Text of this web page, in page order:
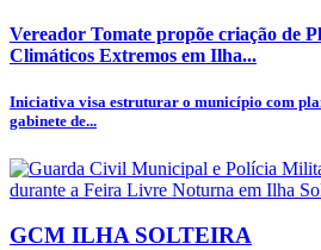
Vereador Tomate propõe criação de
Climáticos Extremos em Ilha...
Iniciativa visa estruturar o município com
gabinete de...
GCM ILHA SOLTEIRA